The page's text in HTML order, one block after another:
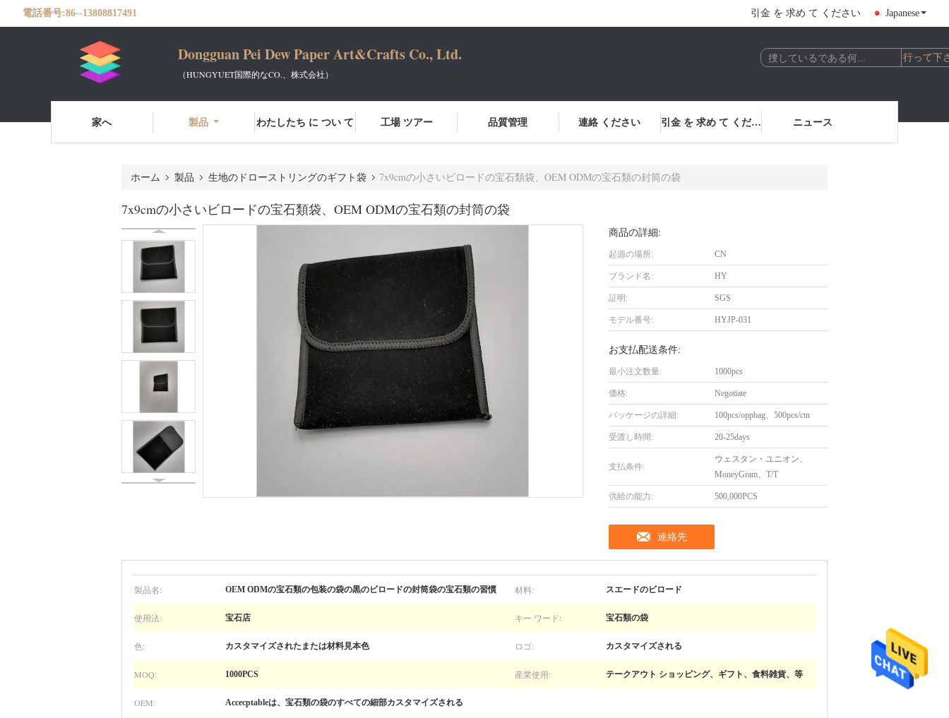
電話番号:86--13808817491 引金 を 求め て ください Japanese
Dongguan Pei Dew Paper Art&Crafts Co., Ltd.
（HUNGYUET国際的なCO.、株式会社）
家へ 製品 わたしたち に つい て 工場 ツアー 品質管理 連絡 ください 引金 を 求め て ください ニュース
ホーム 製品 生地のドローストリングのギフト袋 7x9cmの小さいビロードの宝石類袋、OEM ODMの宝石類の封筒の袋
7x9cmの小さいビロードの宝石類袋、OEM ODMの宝石類の封筒の袋
商品の詳細:
起源の場所: CN
ブランド名: HY
証明: SGS
モデル番号: HYJP-031
お支払配送条件:
最小注文数量: 1000pcs
価格: Negotiate
パッケージの詳細: 100pcs/oppbag、500pcs/ctn
受渡し時間: 20-25days
支払条件:
ウェスタン・ユニオン、
MoneyGram、T/T
供給の能力: 500,000PCS
連絡先
製品名: OEM ODMの宝石類の包装の袋の黒のビロードの封筒袋の宝石類の習慣 材料: スエードのビロード
使用法: 宝石店 キー ワード: 宝石類の袋
色: カスタマイズされたまたは材料見本色 ロゴ: カスタマイズされる
MOQ: 1000PCS 産業使用: テークアウト ショッピング、ギフト、食料雑貨、等
OEM: Accecptableは、宝石類の袋のすべての細部カスタマイズされる